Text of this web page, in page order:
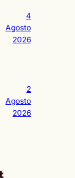
4
Agosto
2026
2
Agosto
2026